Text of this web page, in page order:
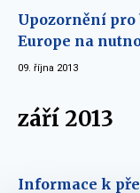
Upozornění
Europe na
09. října 2013
září 2013
Informace k